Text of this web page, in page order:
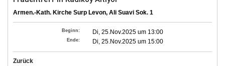
Armen.-Kath. Kirche Surp Levon, Ali Suavi Sok. 1
Beginn: Di, 25.Nov.2025 um 13:00
Ende: Di, 25.Nov.2025 um 15:00
Zurück